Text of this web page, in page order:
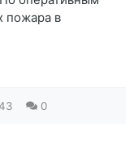
пожара в
0